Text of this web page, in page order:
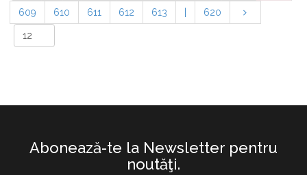
609 610 611 612 613 620
Abonează-te la Newsletter pentru
noutăţi.